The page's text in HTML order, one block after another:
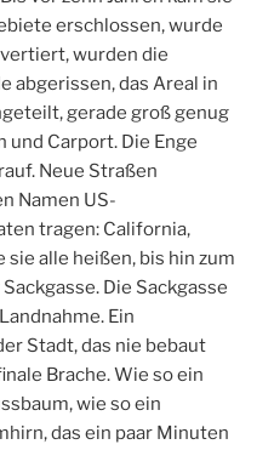
erschlossen, wurde
wurden die
abgerissen, das Areal in
gerade groß genug
Carport. Die Enge
Neue Straßen
Namen US-
tragen: California,
sie alle heißen, bis hin zum
Die Sackgasse
Ein
Stadt, das nie bebaut
Brache. Wie so ein
wie so ein
das ein paar Minuten